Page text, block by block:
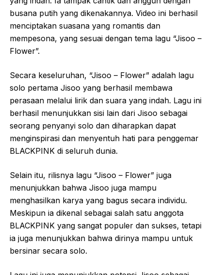
busana putih yang dikenakannya. Video ini berhasil
menciptakan suasana yang romantis dan
mempesona, yang sesuai dengan tema lagu “Jisoo –
Flower”.
Secara keseluruhan, “Jisoo – Flower” adalah lagu
solo pertama Jisoo yang berhasil membawa
perasaan melalui lirik dan suara yang indah. Lagu ini
berhasil menunjukkan sisi lain dari Jisoo sebagai
seorang penyanyi solo dan diharapkan dapat
menginspirasi dan menyentuh hati para penggemar
BLACKPINK di seluruh dunia.
Selain itu, rilisnya lagu “Jisoo – Flower” juga
menunjukkan bahwa Jisoo juga mampu
menghasilkan karya yang bagus secara individu.
Meskipun ia dikenal sebagai salah satu anggota
BLACKPINK yang sangat populer dan sukses, tetapi
ia juga menunjukkan bahwa dirinya mampu untuk
bersinar secara solo.